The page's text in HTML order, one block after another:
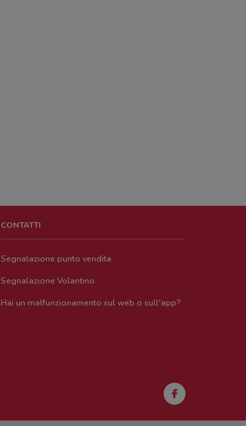
CONTATTI
Segnalazione punto vendita
Segnalazione Volantino
Hai un malfunzionamento sul web o sull'app?